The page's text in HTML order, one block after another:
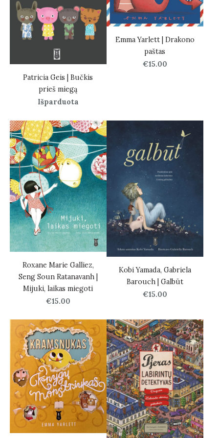
Patricia Geis | Bučkis
prieš miegą
Išparduota
Emma Yarlett | Drakono
paštas
€15.00
Roxane Marie Galliez,
Seng Soun Ratanavanh |
Mijuki, laikas miegoti
€15.00
Kobi Yamada, Gabriela
Barouch | Galbūt
€15.00